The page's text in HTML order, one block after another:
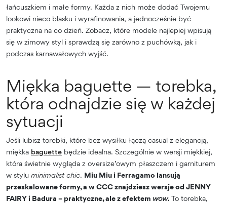
łańcuszkiem i małe formy. Każda z nich może dodać Twojemu
lookowi nieco blasku i wyrafinowania, a jednocześnie być
praktyczna na co dzień. Zobacz, które modele najlepiej wpisują
się w zimowy styl i sprawdzą się zarówno z puchówką, jak i
podczas karnawałowych wyjść.
Miękka baguette — torebka,
która odnajdzie się w każdej
sytuacji
Jeśli lubisz torebki, które bez wysiłku łączą casual z elegancją,
miękka baguette będzie idealna. Szczególnie w wersji miękkiej,
która świetnie wygląda z oversize’owym płaszczem i garniturem
w stylu minimalist chic. Miu Miu i Ferragamo lansują
przeskalowane formy, a w CCC znajdziesz wersje od JENNY
FAIRY i Badura – praktyczne, ale z efektem wow. To torebka,